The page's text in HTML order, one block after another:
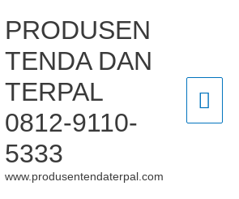
PRODUSEN
TENDA DAN
TERPAL
0812-9110-
5333
www.produsentendaterpal.com